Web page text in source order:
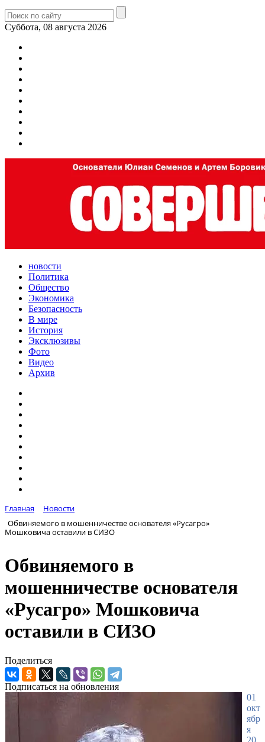
Суббота, 08 августа 2026
новости
Политика
Общество
Экономика
Безопасность
В мире
История
Эксклюзивы
Фото
Видео
Архив
Главная
Новости
Обвиняемого в мошенничестве основателя «Русагро»
Мошковича оставили в СИЗО
Обвиняемого в
мошенничестве основателя
«Русагро» Мошковича
оставили в СИЗО
Поделиться
Подписаться на обновления
01
окт
ябр
я
20